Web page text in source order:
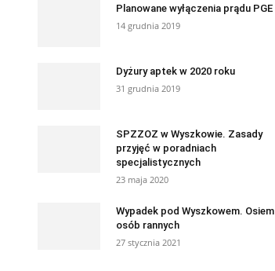
Planowane wyłączenia prądu PGE
14 grudnia 2019
Dyżury aptek w 2020 roku
31 grudnia 2019
SPZZOZ w Wyszkowie. Zasady
przyjęć w poradniach
specjalistycznych
23 maja 2020
Wypadek pod Wyszkowem. Osiem
osób rannych
27 stycznia 2021